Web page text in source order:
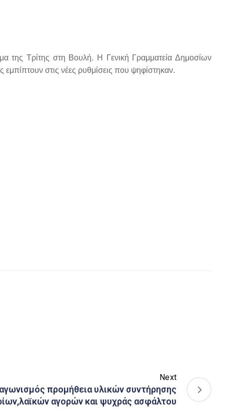
της Τρίτης στη Βουλή. H Γενική Γραμματεία Δημοσίων
στις νέες ρυθμίσεις που ψηφίστηκαν.
Next
προμήθεια υλικών συντήρησης
αγορών και ψυχράς ασφάλτου